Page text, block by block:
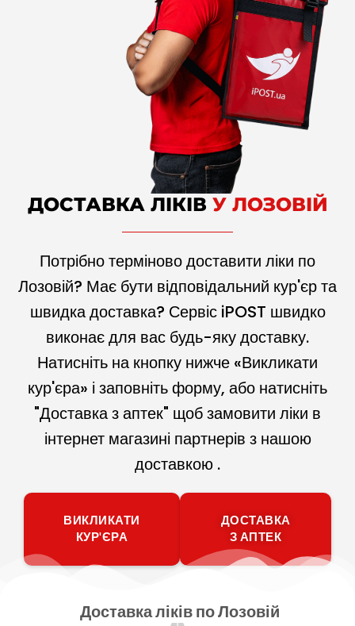
ДОСТАВКА ЛІКІВ У ЛОЗОВІЙ
Потрібно терміново доставити ліки по
Лозовій? Має бути відповідальний кур'єр та
швидка доставка? Сервіс iPOST швидко
виконає для вас будь-яку доставку.
Натисніть на кнопку нижче «Викликати
кур'єра» і заповніть форму, або натисніть
"Доставка з аптек" щоб замовити ліки в
інтернет магазині партнерів з нашою
доставкою .
ВИКЛИКАТИ
КУР'ЄРА
ДОСТАВКА
З АПТЕК
Доставка ліків по Лозовій